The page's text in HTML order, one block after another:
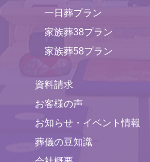
一日葬プラン
家族葬38プラン
家族葬58プラン
資料請求
お客様の声
お知らせ・イベント情報
葬儀の豆知識